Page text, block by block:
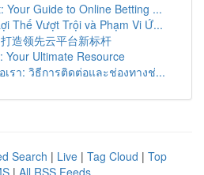
Your Guide to Online Betting ...
Thế Vượt Trội và Phạm Vi Ứ...
造领先云平台新标杆
Your Ultimate Resource
เรา: วิธีการติดต่อและช่องทางช่...
Search | Live | Tag Cloud | Top
| All RSS Feeds